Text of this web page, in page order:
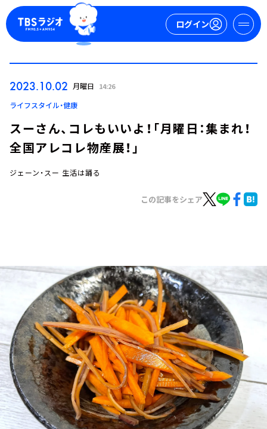
ログイン
ログイン
お知らせ
イベント・グッズ
YouTube
会社情報
2023.10.02 月曜日 14:26
ライフスタイル・健康
スーさん、コレもいいよ！「月曜日：集まれ！
全国アレコレ物産展！」
ジェーン・スー 生活は踊る
この記事をシェア